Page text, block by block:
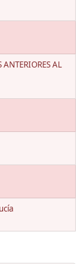
ANTERIORES AL